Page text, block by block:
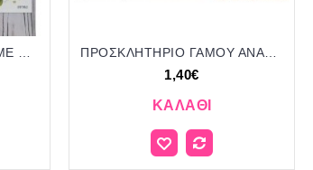
ΠΡΟΣΚΛΗΤΗΡΙΟ ΓΑΜΟΥ MΕ ΕΥΚΑΛΥΠΤΟ ΣΕ ΦΑΚΕΛΟ ΟΙΚΟΛΟΓΙΚΟ ΠΡΑΣΙΝΟ ΧΡΩΜΑ ΤΡ-20Γ063 ΠΡΟΣΚΛΗΤΗΡΙΟ ΓΑΜΟΥ ΑΝΑΓΛΥΦΟ ΣΧΕΔΙΟ ΤΡΙΑΝΤΑΦΥΛΛΟ ΜΠΙ-1831 1.40€!!!
1,40€
ΚΑΛΆΘΙ